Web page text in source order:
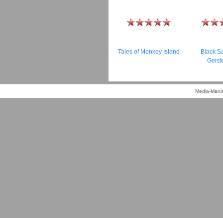
Tales of Monkey Island
Black
Media-